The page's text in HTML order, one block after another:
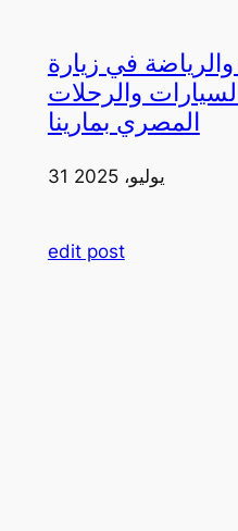
في زيارة
والرحلات
المصري بمارينا
31 يوليو، 2025
edit post